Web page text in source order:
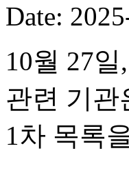
Date:
10월 27
관련 기관
1차 목록